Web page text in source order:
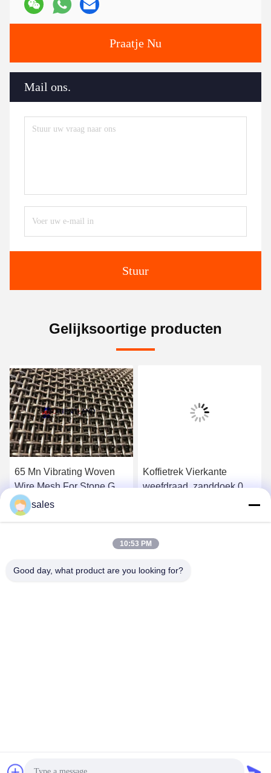
Praatje Nu
Mail ons.
Stuur
Gelijksoortige producten
65 Mn Vibrating Woven
Wire Mesh For Stone Gold
Ore Kolenmijn Kopermijn
Koffietrek Vierkante
weefdraad, zanddoek 0,02
sales
10:53 PM
Good day, what product are you looking for?